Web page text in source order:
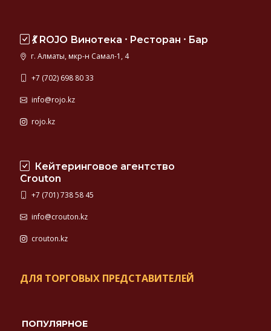
💃 ROJO Винотека ⸱ Ресторан ⸱ Бар
г. Алматы, мкр-н Самал-1, 4
+7 (702) 698 80 33
info@rojo.kz
rojo.kz
Кейтеринговое агентство
Crouton
+7 (701) 738 58 45
info@crouton.kz
crouton.kz
ДЛЯ ТОРГОВЫХ ПРЕДСТАВИТЕЛЕЙ
ПОПУЛЯРНОЕ